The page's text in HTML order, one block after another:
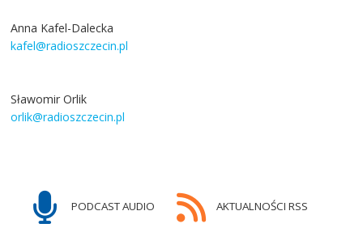
Anna Kafel-Dalecka
kafel@radioszczecin.pl
Sławomir Orlik
orlik@radioszczecin.pl
PODCAST AUDIO AKTUALNOŚCI RSS